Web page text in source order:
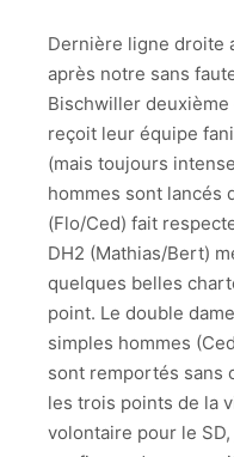
Dernière ligne droite
après notre sans
Bischwiller
reçoit leur équipe
(mais toujours
hommes sont lancés
(Flo/Ced) fait
DH2 (Mathias/Bert)
quelques belles
point. Le double
simples hommes
sont remportés sans
les trois points de la
volontaire pour le